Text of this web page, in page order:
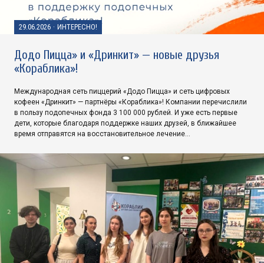
29.06.2026 · ИНТЕРЕСНО!
Додо Пицца» и «Дринкит» — новые друзья
«Кораблика»!
Международная сеть пиццерий «Додо Пицца» и сеть цифровых
кофеен «Дринкит» — партнёры «Кораблика»! Компании перечислили
в пользу подопечных фонда 3 100 000 рублей. И уже есть первые
дети, которые благодаря поддержке наших друзей, в ближайшее
время отправятся на восстановительное лечение…